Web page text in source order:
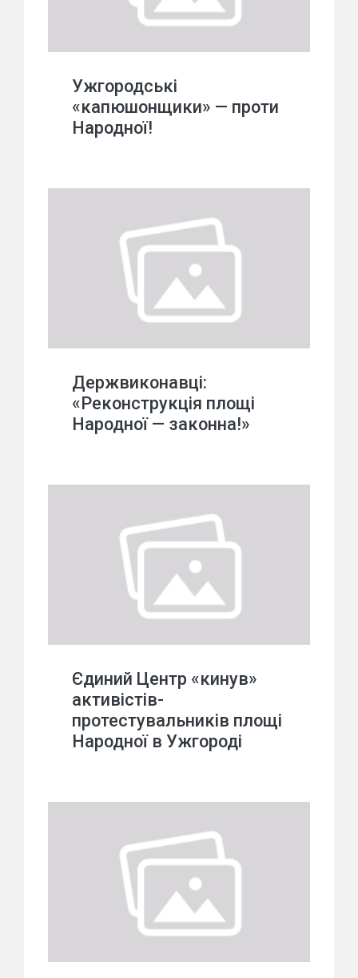
Ужгородські
«капюшонщики» — проти
Народної!
Держвиконавці:
«Реконструкція площі
Народної — законна!»
Єдиний Центр «кинув»
активістів-
протестувальників площі
Народної в Ужгороді